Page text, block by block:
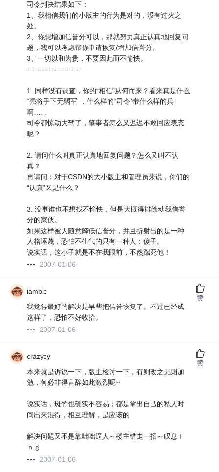
司令判决结果如下：
1、我相信我们的小版主的行为是对的，没有过火之
处。
2、你想增加信誉分可以，那就努力真正认真地回复问
题，我可以考虑帮你申请恢复/增加信誉分。
3、一切以和为贵，不要因此而不愉快。
----------------------
1. 同样没有调查，你的“相信”从何而来？看来真是什么
“强将手下无弱军”，什么样的“司令”带什么样的兵
啊……
司令都惊动大驾了，肇事者怎么又迟迟不敢回应表态
呢？
2. 请问什么叫真正认真地回复问题？怎么又叫不认
真？
再请问：对于CSDN的大小版主和管理员来说，你们的
“认真”又是什么？
3. 没事谁也不想找不愉快，但是大概得排除动我信誉
分的家伙。
如果这样被人随意降低信誉分，并且折射出的是一种
人格诬蔑，恐怕不生气的只有一种人：傻子。
说实话，这小子就是不在我眼前，不然踹死他！
2007-01-06
iambic
我觉得最好的解决是早些把信誉恢复了。不过已经成
这样了，恐怕不好收拾。
2007-01-06
赞
crazycy
本来就是诉说一下，版主检讨一下，有则改之无则加
勉，何必非得言辞如此激烈呢~
说实话，斑竹也确实不容易；都是拿出自己的私人时
间出来混得，相互理解，是应该的
解决问题又不是靠咄咄逼人～楼主错走一招～叹息ｉ
ｎｇ
2007-01-06
赞